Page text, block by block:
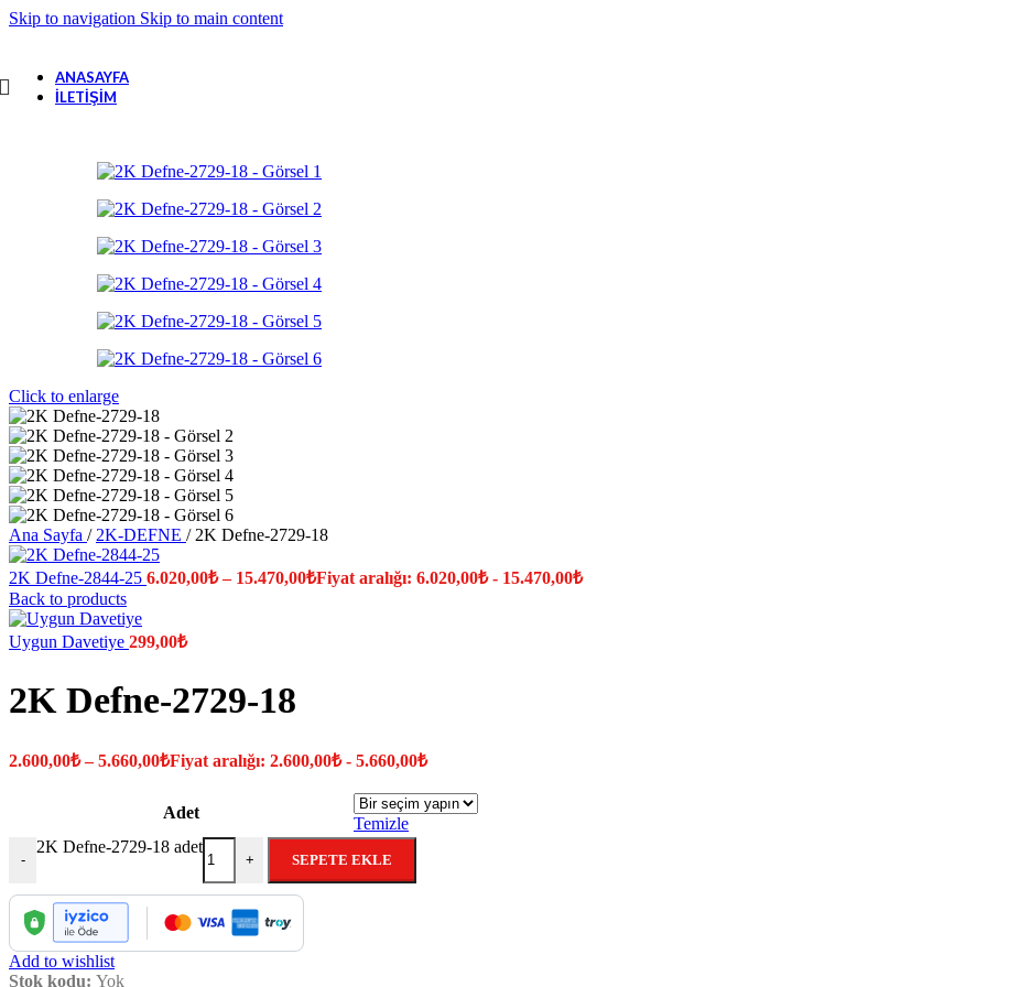
Skip to navigation Skip to main content
ANASAYFA
İLETIŞIM
Click to enlarge
Ana Sayfa / 2K-DEFNE / 2K Defne-2729-18
2K Defne-2844-25 6.020,00₺ – 15.470,00₺Fiyat aralığı: 6.020,00₺ - 15.470,00₺
Back to products
Uygun Davetiye 299,00₺
2K Defne-2729-18
2.600,00₺ –5.660,00₺Fiyat aralığı: 2.600,00₺ - 5.660,00₺
Adet
Temizle
-
2K Defne-2729-18 adet
+ SEPETE EKLE
Add to wishlist
Stok kodu: Yok